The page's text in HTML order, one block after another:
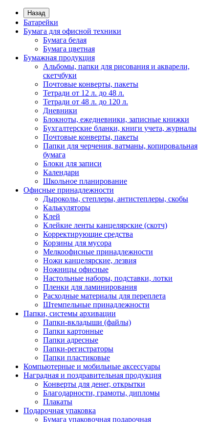
Назад
Батарейки
Бумага для офисной техники
Бумага белая
Бумага цветная
Бумажная продукция
Альбомы, папки для рисования и акварели,
скетчбуки
Почтовые конверты, пакеты
Тетради от 12 л. до 48 л.
Тетради от 48 л. до 120 л.
Дневники
Блокноты, ежедневники, записные книжки
Бухгалтерские бланки, книги учета, журналы
Почтовые конверты, пакеты
Папки для черчения, ватманы, копировальная
бумага
Блоки для записи
Календари
Школьное планирование
Офисные принадлежности
Дыроколы, степлеры, антистеплеры, скобы
Калькуляторы
Клей
Клейкие ленты канцелярские (скотч)
Корректирующие средства
Корзины для мусора
Мелкоофисные принадлежности
Ножи канцелярские, лезвия
Ножницы офисные
Настольные наборы, подставки, лотки
Пленки для ламинирования
Расходные материалы для переплета
Штемпельные принадлежности
Папки, системы архивации
Папки-вкладыши (файлы)
Папки картонные
Папки адресные
Папки-регистраторы
Папки пластиковые
Компьютерные и мобильные аксессуары
Наградная и поздравительная продукция
Конверты для денег, открытки
Благодарности, грамоты, дипломы
Плакаты
Подарочная упаковка
Бумага упаковочная подарочная